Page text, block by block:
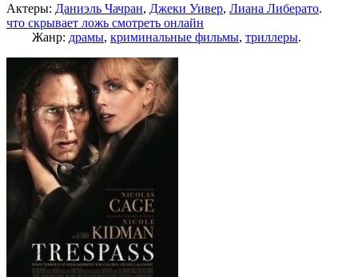
Актеры: Даниэль Чачран, Джеки Уивер, Лиана Либерато.
что скрывает ложь смотреть онлайн
Жанр: драмы, криминальные фильмы, триллеры.